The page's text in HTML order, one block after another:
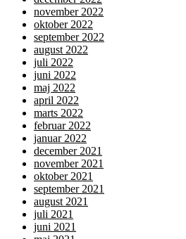
november 2022
oktober 2022
september 2022
august 2022
juli 2022
juni 2022
maj 2022
april 2022
marts 2022
februar 2022
januar 2022
december 2021
november 2021
oktober 2021
september 2021
august 2021
juli 2021
juni 2021